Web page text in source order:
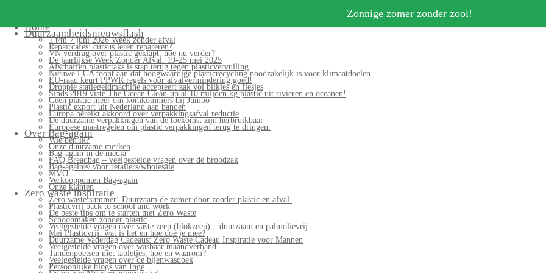
Home
Duurzaamheidsnieuwsflash
1 t/m 7 juni 2026 Week zonder afval
Repaircafés: cursus leren repareren?
VN verdrag over plastic geklapt, hoe nu verder?
De jaarlijkse Week Zonder Afval: 19-25 mei 2025
Afschaffen plastictaks is stap terug tegen plasticvervuiling
Nieuwe LCA toont aan dat hoogwaardige plasticrecycling noodzakelijk is voor klimaatdoelen
EU-raad keurt PPWR regels voor afvalvermindering goed!
Droppie statiegeldmachine accepteert zak vol blikjes en flesjes
Sinds 2019 viste The Ocean Clean-up al 10 miljoen kg plastic uit rivieren en oceanen!
Geen plastic meer om komkommers bij Jumbo
Plastic export uit Nederland aan banden
Europa bereikt akkoord over verpakkingsafval reductie
De duurzame verpakkingen van de toekomst zijn herbruikbaar
Europese maatregelen om plastic verpakkingen terug te dringen.
Over Bag-again
Wie ben ik?
Onze duurzame merken
Bag-again in de media
FAQ Breadbag – veelgestelde vragen over de broodzak
Bag-again® voor retailers/wholesale
MVO
Verkooppunten Bag-again
Onze klanten
Zero waste inspiratie
Zero waste summer! Duurzaam de zomer door zonder plastic en afval.
Plasticvrij back to school and work
De beste tips om te starten met Zero Waste
Schoonmaken zonder plastic
Veelgestelde vragen over vaste zeep (blokzeep) – duurzaam en palmolievrij
Mei Plasticvrij: wat is het en hoe doe je mee?
Duurzame Vaderdag Cadeaus: Zero Waste Cadeau Inspiratie voor Mannen
Veelgestelde vragen over wasbaar maandverband
Tandenpoetsen met tabletjes, hoe en waarom?
Veelgestelde vragen over de bijenwasdoek
Persoonlijke blogs van Inge
Zonnige zomer zonder zooi!